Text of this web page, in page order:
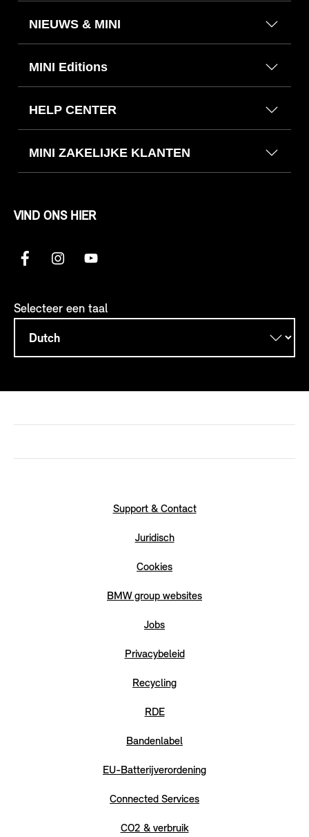
NIEUWS & MINI
MINI Editions
HELP CENTER
MINI ZAKELIJKE KLANTEN
VIND ONS HIER
Selecteer een taal
Support & Contact
Juridisch
Cookies
BMW group websites
Jobs
Privacybeleid
Recycling
RDE
Bandenlabel
EU-Batterijverordening
Connected Services
CO2 & verbruik